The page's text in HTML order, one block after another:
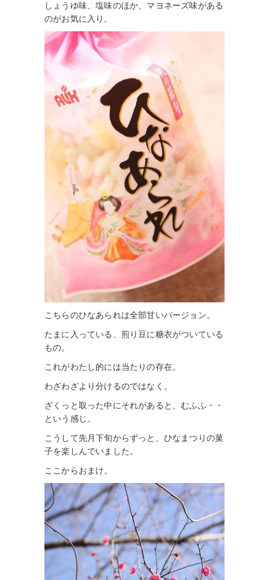
しょうゆ味、塩味のほか、マヨネーズ味がある
のがお気に入り。
こちらのひなあられは全部甘いバージョン。
たまに入っている、煎り豆に糖衣がついている
もの。
これがわたし的には当たりの存在。
わざわざより分けるのではなく。
ざくっと取った中にそれがあると、むふふ・・
という感じ。
こうして先月下旬からずっと、ひなまつりの菓
子を楽しんでいました。
ここからおまけ。